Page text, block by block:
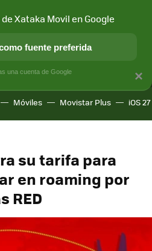
APLICACIONES
Móviles Movistar Plus iOS 27
su tarifa para
en roaming por
RED
×
Xataka Movil en Google
fuente preferida
una cuenta de Google